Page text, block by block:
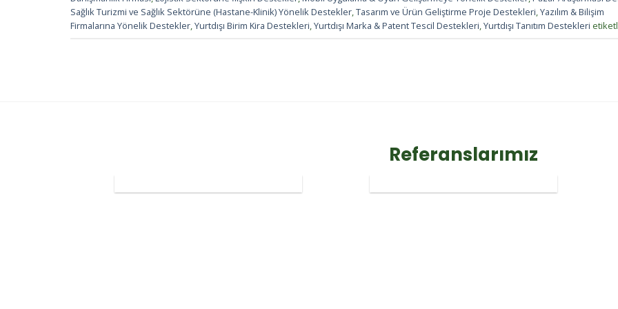
Sağlık Turizmi ve Sağlık Sektörüne (Hastane-Klinik) Yönelik Destekler,Tasarım ve Ürün Geliştirme Proje Destekleri,Yazılım & Bilişim
Firmalarına Yönelik Destekler,Yurtdışı Birim Kira Destekleri,Yurtdışı Marka & Patent Tescil Destekleri,Yurtdışı Tanıtım Destekleri
Referanslarımız